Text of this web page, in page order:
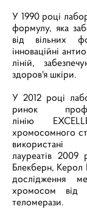
У 1990 році
формулу, яка
від вільних
інноваційні
ліній,
здоров'я шкіри.
У 2012 році
ринок
лінію
хромосомного
лауреатів 2009
Блекберн, Керол
дослідження
хромосом від
теломерази.